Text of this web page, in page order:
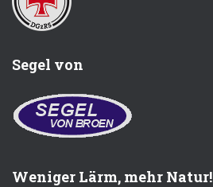
Segel von
Weniger Lärm, mehr Natur!